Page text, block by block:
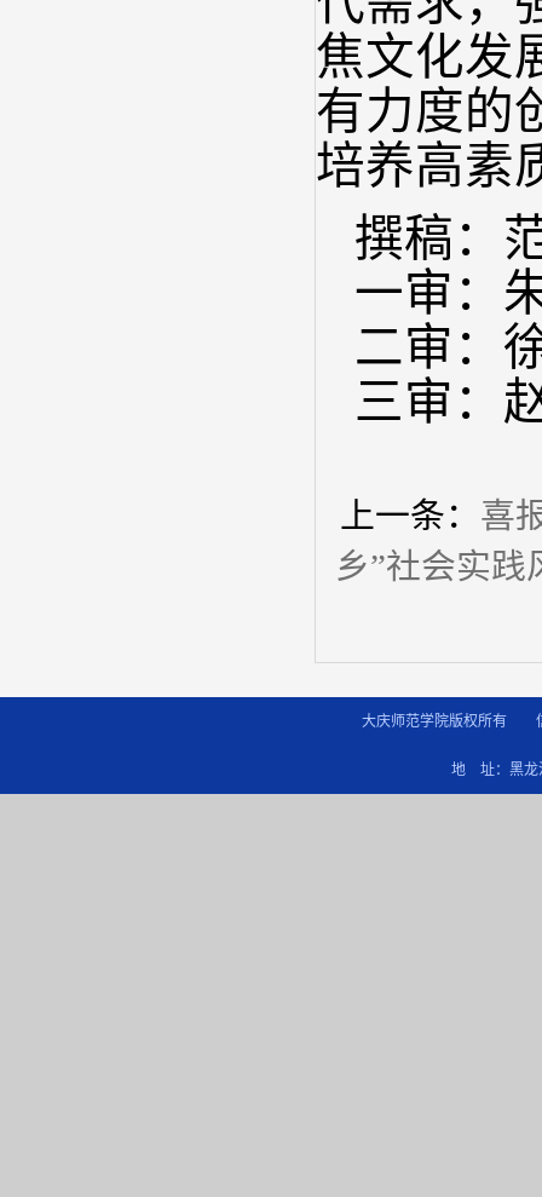
焦文化发
有力度的
培养高素
撰稿：
一审：
二审：
三审：
上一条： 喜
乡”社会实
大庆师范学院版权所有
地 址：黑龙